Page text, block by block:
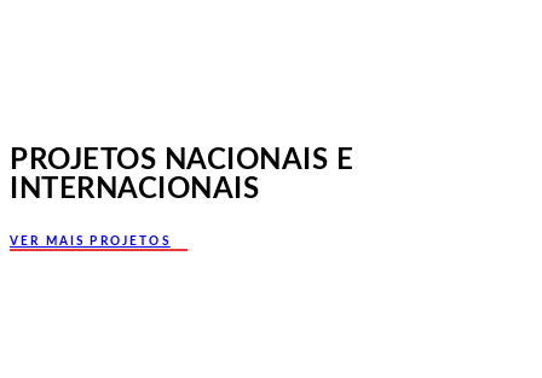
PROJETOS NACIONAIS E
INTERNACIONAIS
VER MAIS PROJETOS